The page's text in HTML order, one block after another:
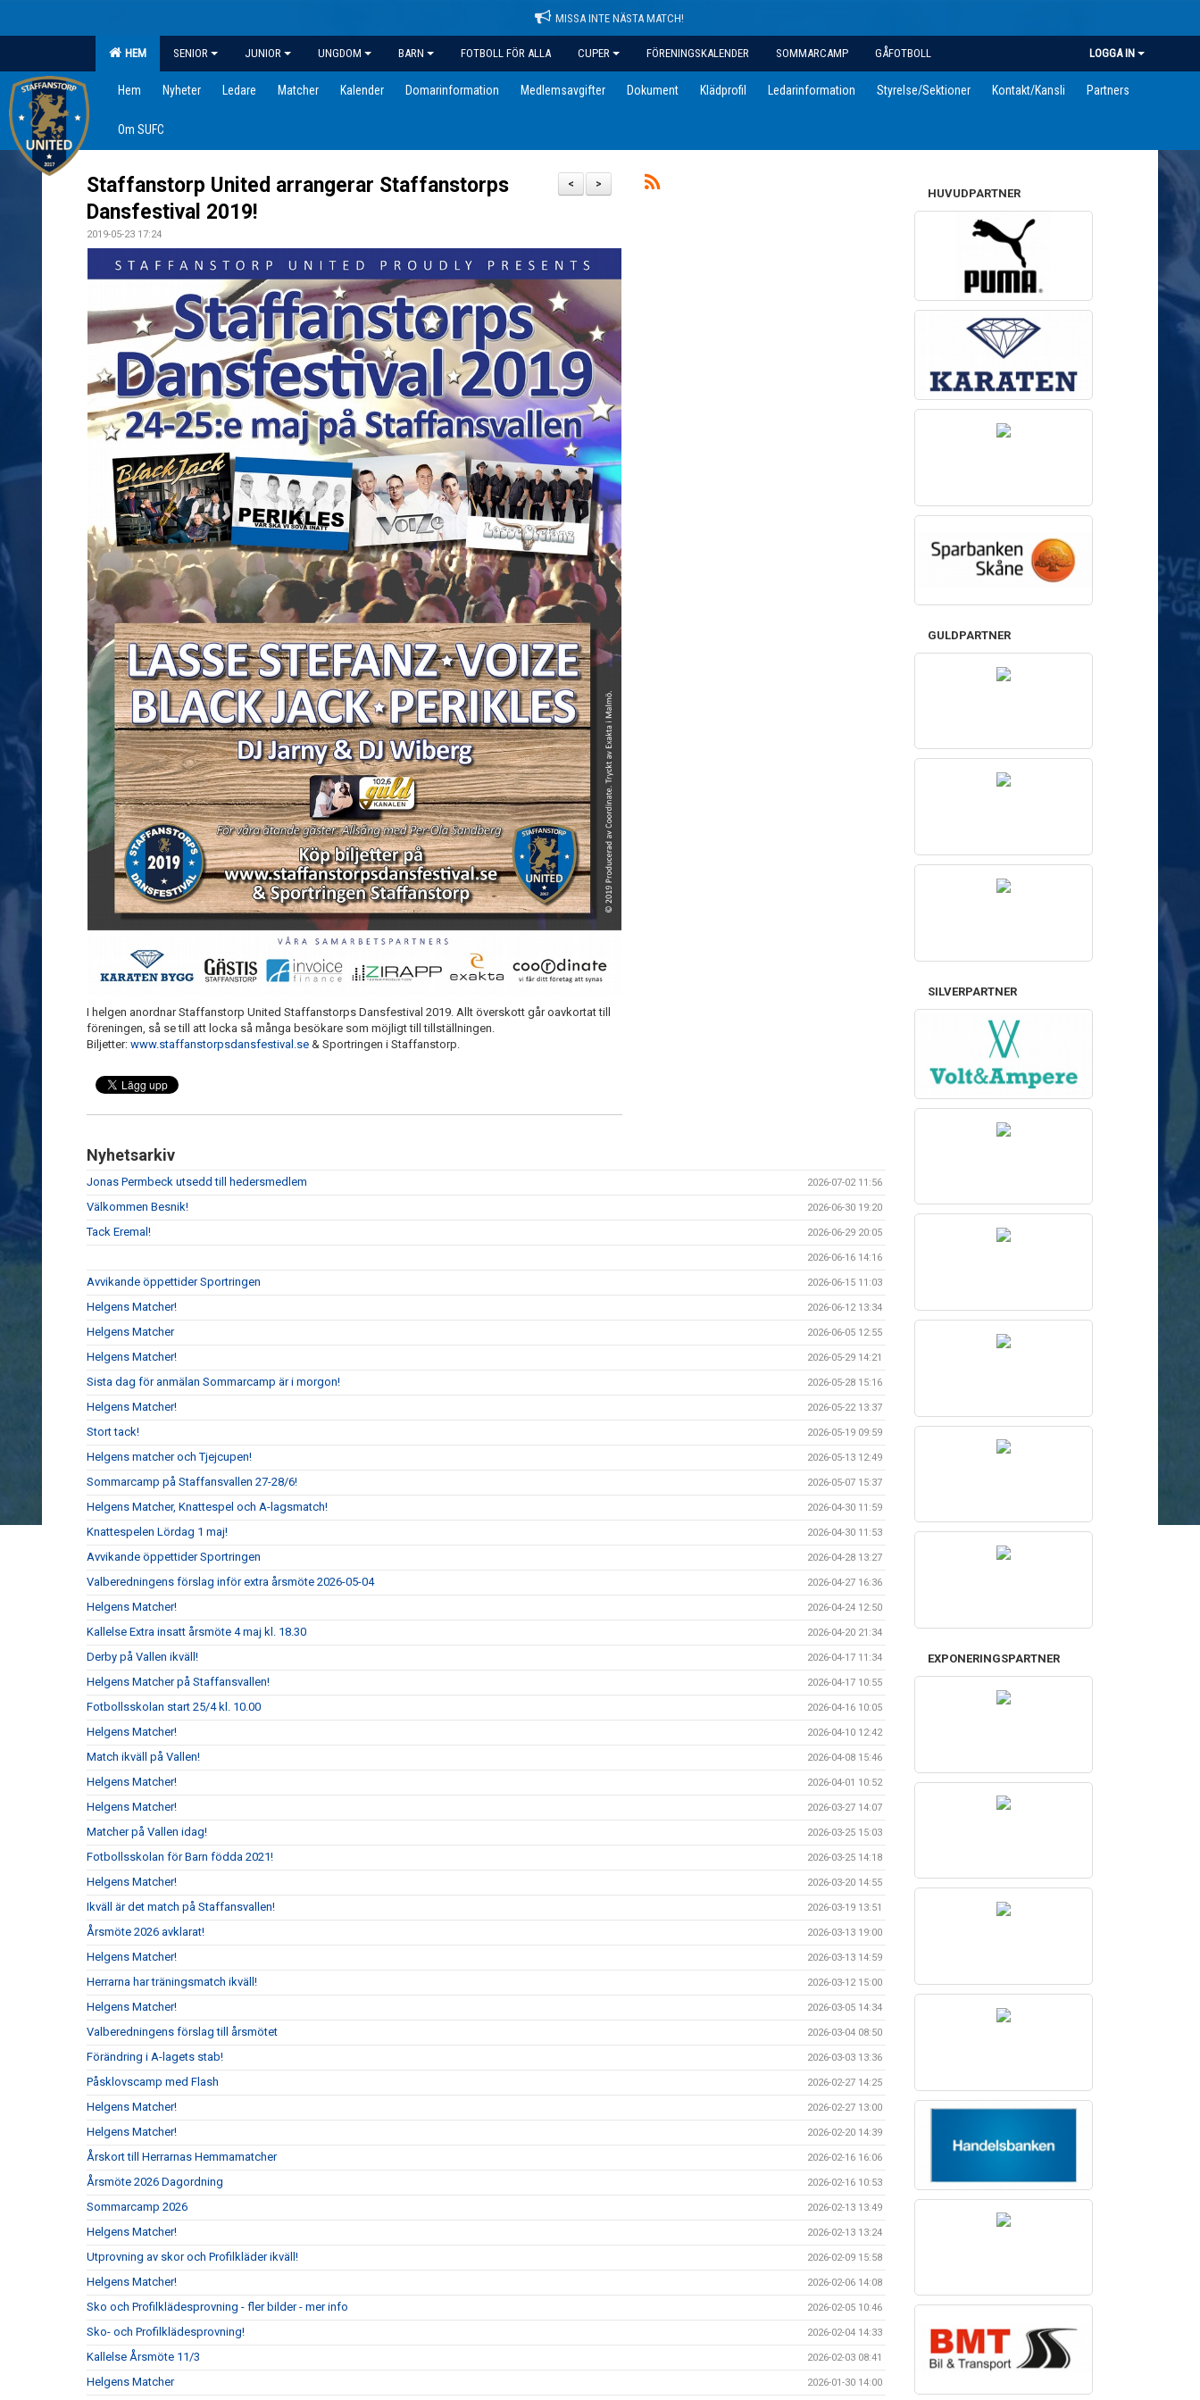
MISSA INTE NÄSTA MATCH!
HEM SENIOR JUNIOR UNGDOM BARN FOTBOLL FÖR ALLA CUPER FÖRENINGSKALENDER SOMMARCAMP GÅFOTBOLL LOGGA IN
Hem Nyheter Ledare Matcher Kalender Domarinformation Medlemsavgifter Dokument Klädprofil Ledarinformation Styrelse/Sektioner Kontakt/Kansli Partners
Om SUFC
>
<
Staffanstorp United arrangerar Staffanstorps
Dansfestival 2019!
2019-05-23 17:24
I helgen anordnar Staffanstorp United Staffanstorps Dansfestival 2019. Allt överskott går oavkortat till
föreningen, så se till att locka så många besökare som möjligt till tillställningen.
Biljetter: www.staffanstorpsdansfestival.se & Sportringen i Staffanstorp.
Nyhetsarkiv
Jonas Permbeck utsedd till hedersmedlem 2026-07-02 11:56
Välkommen Besnik! 2026-06-30 19:20
Tack Eremal! 2026-06-29 20:05
2026-06-16 14:16
Avvikande öppettider Sportringen 2026-06-15 11:03
Helgens Matcher! 2026-06-12 13:34
Helgens Matcher 2026-06-05 12:55
Helgens Matcher! 2026-05-29 14:21
Sista dag för anmälan Sommarcamp är i morgon! 2026-05-28 15:16
Helgens Matcher! 2026-05-22 13:37
Stort tack! 2026-05-19 09:59
Helgens matcher och Tjejcupen! 2026-05-13 12:49
Sommarcamp på Staffansvallen 27-28/6! 2026-05-07 15:37
Helgens Matcher, Knattespel och A-lagsmatch! 2026-04-30 11:59
Knattespelen Lördag 1 maj! 2026-04-30 11:53
Avvikande öppettider Sportringen 2026-04-28 13:27
Valberedningens förslag inför extra årsmöte 2026-05-04 2026-04-27 16:36
Helgens Matcher! 2026-04-24 12:50
Kallelse Extra insatt årsmöte 4 maj kl. 18.30 2026-04-20 21:34
Derby på Vallen ikväll! 2026-04-17 11:34
Helgens Matcher på Staffansvallen! 2026-04-17 10:55
Fotbollsskolan start 25/4 kl. 10.00 2026-04-16 10:05
Helgens Matcher! 2026-04-10 12:42
Match ikväll på Vallen! 2026-04-08 15:46
Helgens Matcher! 2026-04-01 10:52
Helgens Matcher! 2026-03-27 14:07
Matcher på Vallen idag! 2026-03-25 15:03
Fotbollsskolan för Barn födda 2021! 2026-03-25 14:18
Helgens Matcher! 2026-03-20 14:55
Ikväll är det match på Staffansvallen! 2026-03-19 13:51
Årsmöte 2026 avklarat! 2026-03-13 19:00
Helgens Matcher! 2026-03-13 14:59
Herrarna har träningsmatch ikväll! 2026-03-12 15:00
Helgens Matcher! 2026-03-05 14:34
Valberedningens förslag till årsmötet 2026-03-04 08:50
Förändring i A-lagets stab! 2026-03-03 13:36
Påsklovscamp med Flash 2026-02-27 14:25
Helgens Matcher! 2026-02-27 13:00
Helgens Matcher! 2026-02-20 14:39
Årskort till Herrarnas Hemmamatcher 2026-02-16 16:06
Årsmöte 2026 Dagordning 2026-02-16 10:53
Sommarcamp 2026 2026-02-13 13:49
Helgens Matcher! 2026-02-13 13:24
Utprovning av skor och Profilkläder ikväll! 2026-02-09 15:58
Helgens Matcher! 2026-02-06 14:08
Sko och Profilklädesprovning - fler bilder - mer info 2026-02-05 10:46
Sko- och Profilklädesprovning! 2026-02-04 14:33
Kallelse Årsmöte 11/3 2026-02-03 08:41
Helgens Matcher 2026-01-30 14:00
HUVUDPARTNER
GULDPARTNER
SILVERPARTNER
EXPONERINGSPARTNER